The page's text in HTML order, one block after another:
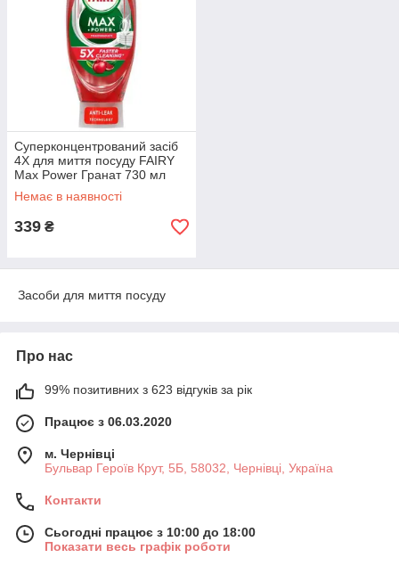
Суперконцентрований засіб
4X для миття посуду FAIRY
Max Power Гранат 730 мл
Немає в наявності
339 ₴
Засоби для миття посуду
Про нас
99% позитивних з 623 відгуків за рік
Працює з 06.03.2020
м. Чернівці
Бульвар Героїв Крут, 5Б, 58032, Чернівці, Україна
Контакти
Сьогодні працює з 10:00 до 18:00
Показати весь графік роботи